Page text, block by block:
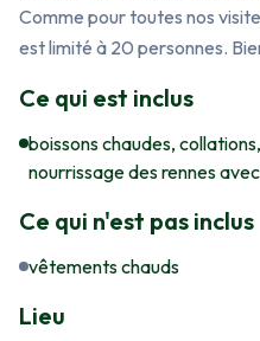
Comme pour toutes nos
est limité à 20 personnes.
Ce qui est inclus
boissons chaudes,
nourrissage des rennes
Ce qui n'est pas inclus
vêtements chauds
Lieu